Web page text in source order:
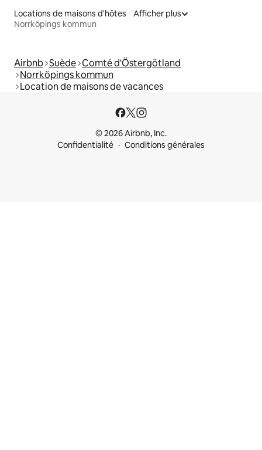
Locations de maisons d'hôtes
Norrköpings kommun
Afficher plus
Airbnb Suède Comté d'Östergötland
Norrköpings kommun
Location de maisons de vacances
© 2026 Airbnb, Inc.
Confidentialité
Conditions générales